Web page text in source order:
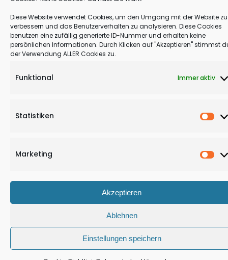
Diese Website verwendet Cookies, um den Umgang mit der Website zu
verbessern und das Benutzerverhalten zu analysieren. Diese Cookies
benutzen eine zufällig generierte ID-Nummer und erhalten keine
persönlichen Informationen. Durch Klicken auf "Akzeptieren" stimmst
der Verwendung ALLER Cookies zu.
Funktional Immer aktiv
Statistiken
Marketing
Akzeptieren
Ablehnen
Einstellungen speichern
der
Richtige
für
Themes.